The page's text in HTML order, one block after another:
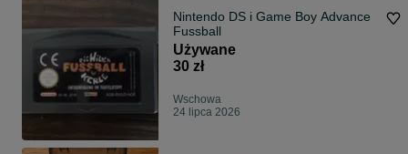
Nintendo DS i Game Boy Advance
Fussball
Używane
30 zł
Wschowa
24 lipca 2026